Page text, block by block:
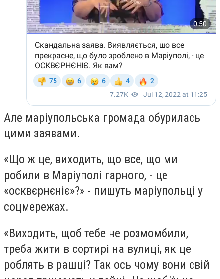
Але маріупольська громада обурилась
цими заявами.
«Що ж це, виходить, що все, що ми
робили в Маріуполі гарного, - це
«осквєрнєніє»?» - пишуть маріупольці у
соцмережах.
«Виходить, щоб тебе не розмомбили,
треба жити в сортирі на вулиці, як це
роблять в рашці? Так ось чому вони свій